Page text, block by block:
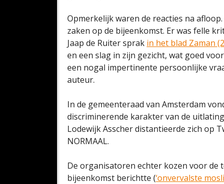
Opmerkelijk waren de reacties na
zaken op de bijeenkomst. Er was felle
Jaap de Ruiter sprak in het blad Zaman
en een slag in zijn gezicht, wat goed
een nogal impertinente persoonlijke
auteur.
In de gemeenteraad van Amsterdam
discriminerende karakter van de
Lodewijk Asscher distantieerde zich op
NORMAAL.
De organisatoren echter kozen voor de
bijeenkomst berichtte (‘onvervalste